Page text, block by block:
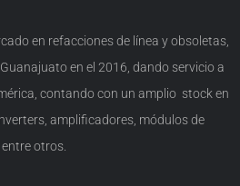
en refacciones de línea y obsoletas,
en el 2016, dando servicio a
contando con un amplio stock en
amplificadores, módulos de
otros.